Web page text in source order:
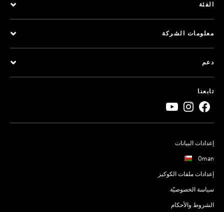
الفئة
معلومات الشركة
دعم
تابعنا
إعدادات البيانات
Oman
إعدادات ملفات الكوكيز
سياسة الخصوصيّة
الشروط والأحكام